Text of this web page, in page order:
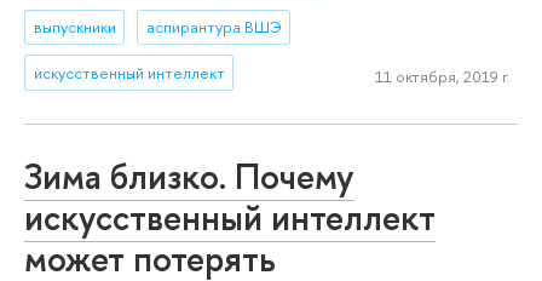
выпускники аспирантура ВШЭ
искусственный интеллект 11 октября, 2019 г.
Зима близко. Почему
искусственный интеллект
может потерять